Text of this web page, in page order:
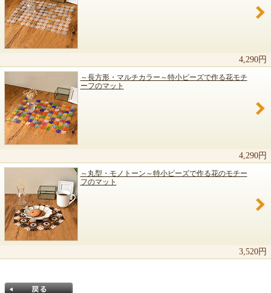
4,290円
～長方形・マルチカラー～特小ビーズで作る花モチ
ーフのマット
4,290円
～丸型・モノトーン～特小ビーズで作る花のモチー
フのマット
3,520円